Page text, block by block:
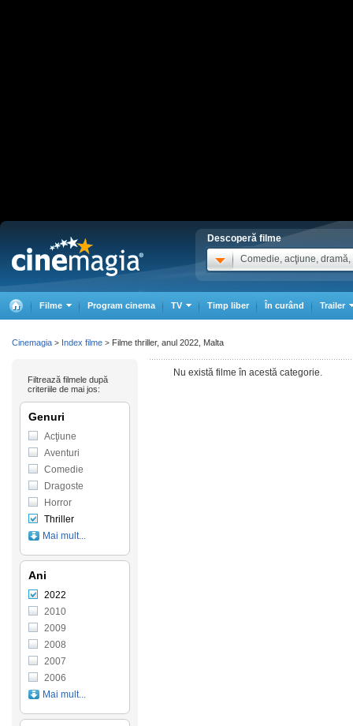
Descoperă filme
Comedie, acţiune, dramă,
Filme Program cinema TV Timp liber În curând Trailer
Nu există filme în acestă categorie.
Filtrează filmele după
criteriile de mai jos:
Genuri
Acţiune
Aventuri
Comedie
Dragoste
Horror
Thriller
Mai mult...
Ani
2022
2010
2009
2008
2007
2006
Mai mult...
Cinemagia > Index filme > Filme thriller, anul 2022, Malta